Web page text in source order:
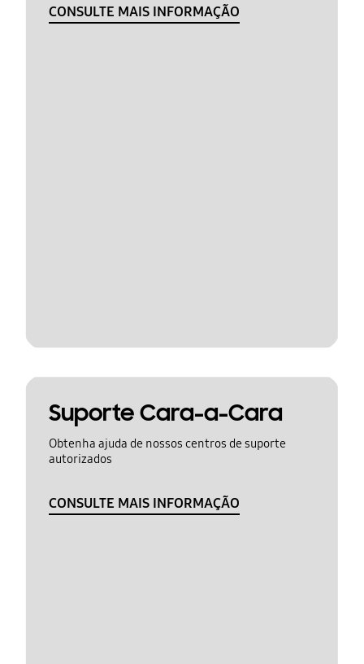
CONSULTE MAIS INFORMAÇÃO
Suporte Cara-a-Cara
Obtenha ajuda de nossos centros de suporte
autorizados
CONSULTE MAIS INFORMAÇÃO